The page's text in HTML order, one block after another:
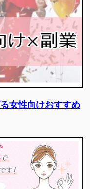
女性向けおすすめ